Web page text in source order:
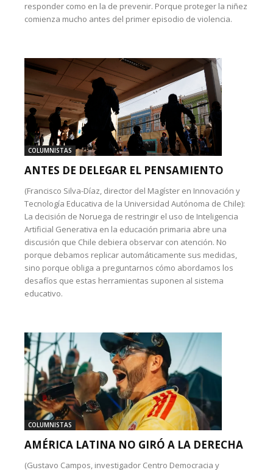
responder como en la de prevenir. Porque proteger la niñez
comienza mucho antes del primer episodio de violencia.
COLUMNISTAS
ANTES DE DELEGAR EL PENSAMIENTO
(Francisco Silva-Díaz, director del Magíster en Innovación y
Tecnología Educativa de la Universidad Autónoma de Chile):
La decisión de Noruega de restringir el uso de Inteligencia
Artificial Generativa en la educación primaria abre una
discusión que Chile debiera observar con atención. No
porque debamos replicar automáticamente sus medidas,
sino porque obliga a preguntarnos cómo abordamos los
desafíos que estas herramientas suponen al sistema
educativo.
COLUMNISTAS
AMÉRICA LATINA NO GIRÓ A LA DERECHA
(Gustavo Campos, investigador Centro Democracia y